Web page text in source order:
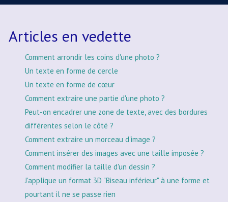
Articles en vedette
Comment arrondir les coins d'une photo ?
Un texte en forme de cercle
Un texte en forme de cœur
Comment extraire une partie d'une photo ?
Peut-on encadrer une zone de texte, avec des bordures
différentes selon le côté ?
Comment extraire un morceau d'image ?
Comment insérer des images avec une taille imposée ?
Comment modifier la taille d'un dessin ?
J'applique un format 3D "Biseau inférieur" à une forme et
pourtant il ne se passe rien